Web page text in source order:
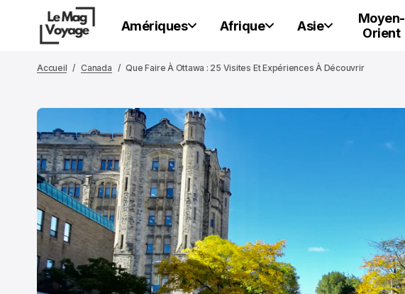
Amériques Afrique Asie
Moyen-
Orient
Accueil Canada Que Faire À Ottawa : 25 Visites Et Expériences À Découvrir